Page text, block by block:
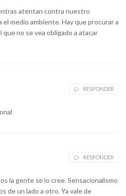
atentan contra nuestro
medio ambiente. Hay que procurar a
no se vea obligado a atacar
RESPONDER
RESPONDER
la gente se lo cree. Sensacionalismo
de un lado a otro. Ya vale de